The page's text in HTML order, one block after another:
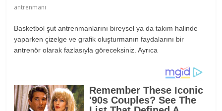
antrenmanı
Basketbol şut antrenmanlarını bireysel ya da takım halinde
yaparken çizelge ve grafik oluşturmanın faydalarını bir
antrenör olarak fazlasıyla göreceksiniz. Ayrıca